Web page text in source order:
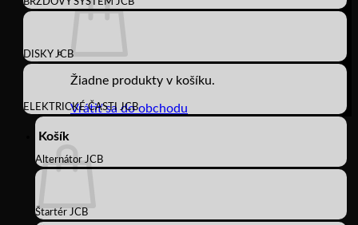
Žiadne produkty v košíku.
Vrátiť sa do obchodu
Košík
DISKY JCB
ELEKTRICKÉ ČASTI JCB
Alternátor JCB
Štartér JCB